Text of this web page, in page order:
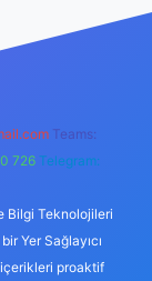
Teams:
726 Telegram:
Bilgi Teknolojileri
Yer Sağlayıcı
proaktif